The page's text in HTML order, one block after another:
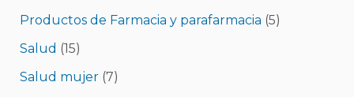
Productos de Farmacia y parafarmacia (5)
Salud (15)
Salud mujer(7)